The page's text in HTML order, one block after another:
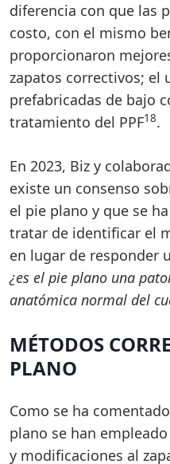
diferencia con que las
costo, con el mismo
proporcionaron
zapatos correctivos; el
prefabricadas de bajo
tratamiento del PPF18.
En 2023, Biz y
existe un consenso
el pie plano y que se
tratar de identificar el
en lugar de responder
¿es el pie plano una
anatómica normal del
MÉTODOS
PLANO
Como se ha
plano se han
y modificaciones al